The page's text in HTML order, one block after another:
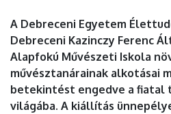
A Debreceni Egyetem
Debreceni Kazinczy Ferenc
Alapfokú Művészeti Iskola
művésztanárainak alkotásai
betekintést engedve a fiatal
világába. A kiállítás